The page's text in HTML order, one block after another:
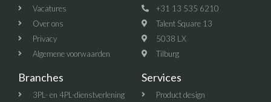
Vacatures
Over ons
Privacy
Algemene voorwaarden
+31 13 535 6210
Talent Square 13
5038 LX
Tilburg
Branches
3PL- en 4PL-dienstverlening
Services
Product design